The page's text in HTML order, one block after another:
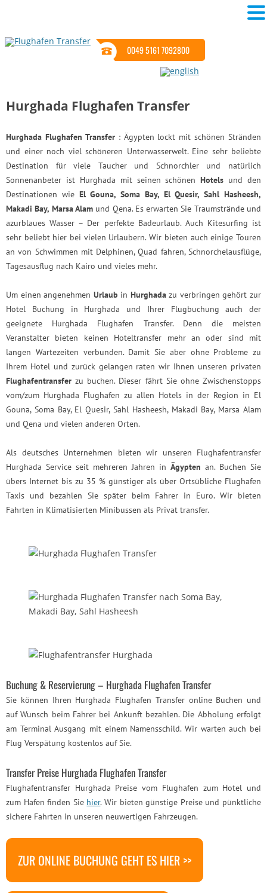
0049 5161 7092800
Hurghada Flughafen Transfer
Hurghada Flughafen Transfer: Ägypten lockt mit schönen Stränden
und einer noch viel schöneren Unterwasserwelt. Eine sehr beliebte
Destination für viele Taucher und Schnorchler und natürlich
Sonnenanbeter ist Hurghada mit seinen schönenHotels und den
Destinationen wie El Gouna, Soma Bay, El Quesir, Sahl Hasheesh,
Makadi Bay, Marsa Alamund Qena. Es erwarten Sie Traumstrände und
azurblaues Wasser – Der perfekte Badeurlaub. Auch Kitesurfing ist
sehr beliebt hier bei vielen Urlaubern. Wir bieten auch einige Touren
an von Schwimmen mit Delphinen, Quad fahren, Schnorchelausflüge,
Tagesausflug nach Kairo und vieles mehr.
Um einen angenehmen Urlaub in Hurghadazu verbringen gehört zur
Hotel Buchung in Hurghada und Ihrer Flugbuchung auch der
geeignete Hurghada Flughafen Transfer. Denn die meisten
Veranstalter bieten keinen Hoteltransfer mehr an oder sind mit
langen Wartezeiten verbunden. Damit Sie aber ohne Probleme zu
Ihrem Hotel und zurück gelangen raten wir Ihnen unseren privaten
Flughafentransfer zu buchen. Dieser fährt Sie ohne Zwischenstopps
vom/zum Hurghada Flughafen zu allen Hotels in der Region in El
Gouna, Soma Bay, El Quesir, Sahl Hasheesh, Makadi Bay, Marsa Alam
und Qena und vielen anderen Orten.
Als deutsches Unternehmen bieten wir unseren Flughafentransfer
Hurghada Service seit mehreren Jahren in Ägypten an. Buchen Sie
übers Internet bis zu 35 % günstiger als über Ortsübliche Flughafen
Taxis und bezahlen Sie später beim Fahrer in Euro. Wir bieten
Fahrten in Klimatisierten Minibussen als Privat transfer.
Buchung & Reservierung – Hurghada Flughafen Transfer
Sie können Ihren Hurghada Flughafen Transfer online Buchen und
auf Wunsch beim Fahrer bei Ankunft bezahlen. Die Abholung erfolgt
am Terminal Ausgang mit einem Namensschild. Wir warten auch bei
Flug Verspätung kostenlos auf Sie.
Transfer Preise Hurghada Flughafen Transfer
Flughafentransfer Hurghada Preise vom Flughafen zum Hotel und
zum Hafen finden Sie hier. Wir bieten günstige Preise und pünktliche
sichere Fahrten in unseren neuwertigen Fahrzeugen.
ZUR ONLINE BUCHUNG GEHT ES HIER >>